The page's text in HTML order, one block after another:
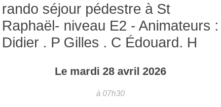
rando séjour pédestre à St
Raphaël- niveau E2 - Animateurs :
Didier . P Gilles . C Édouard. H
Le mardi 28 avril 2026
à 07h30